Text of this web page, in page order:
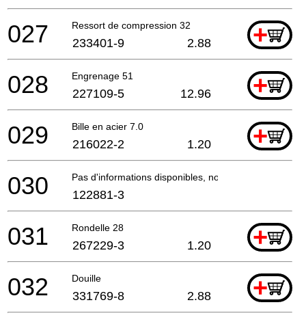
Ressort de compression 32 +
027 233401-9 2.88
Engrenage 51 +
028 227109-5 12.96
Bille en acier 7.0 +
029 216022-2 1.20
Pas d'informations disponibles, non commandable
030 122881-3
Rondelle 28 +
031 267229-3 1.20
Douille +
032 331769-8 2.88